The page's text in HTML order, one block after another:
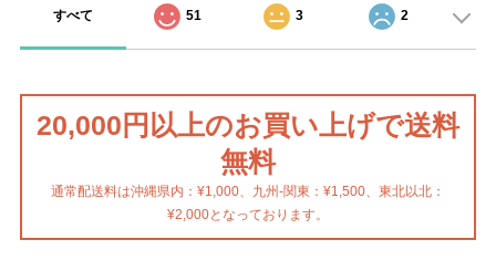
すべて 51 3 2
20,000円以上のお買い上げで送料
無料
通常配送料は沖縄県内：¥1,000、九州-関東：¥1,500、東北以北：
¥2,000となっております。